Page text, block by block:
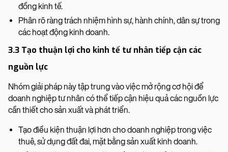
đồng kinh tế.
Phân rõ ràng trách nhiệm hình sự, hành chính, dân sự trong
các hoạt động kinh doanh.
3.3 Tạo thuận lợi cho kinh tế tư nhân tiếp cận các
nguồn lực
Nhóm giải pháp này tập trung vào việc mở rộng cơ hội để
doanh nghiệp tư nhân có thể tiếp cận hiệu quả các nguồn lực
cần thiết cho sản xuất và phát triển.
Tạo điều kiện thuận lợi hơn cho doanh nghiệp trong việc
thuê, sử dụng đất đai, mặt bằng sản xuất kinh doanh.